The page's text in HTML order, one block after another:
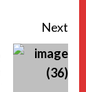
Next